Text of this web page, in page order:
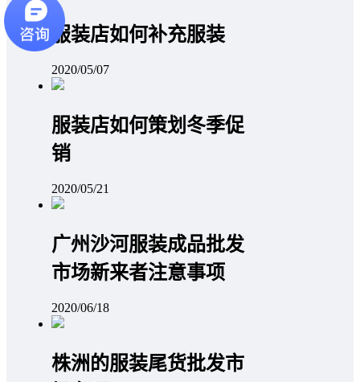
服装店如何补充服装
2020/05/07
服装店如何策划冬季促
销
2020/05/21
广州沙河服装成品批发
市场新来者注意事项
2020/06/18
株洲的服装尾货批发市